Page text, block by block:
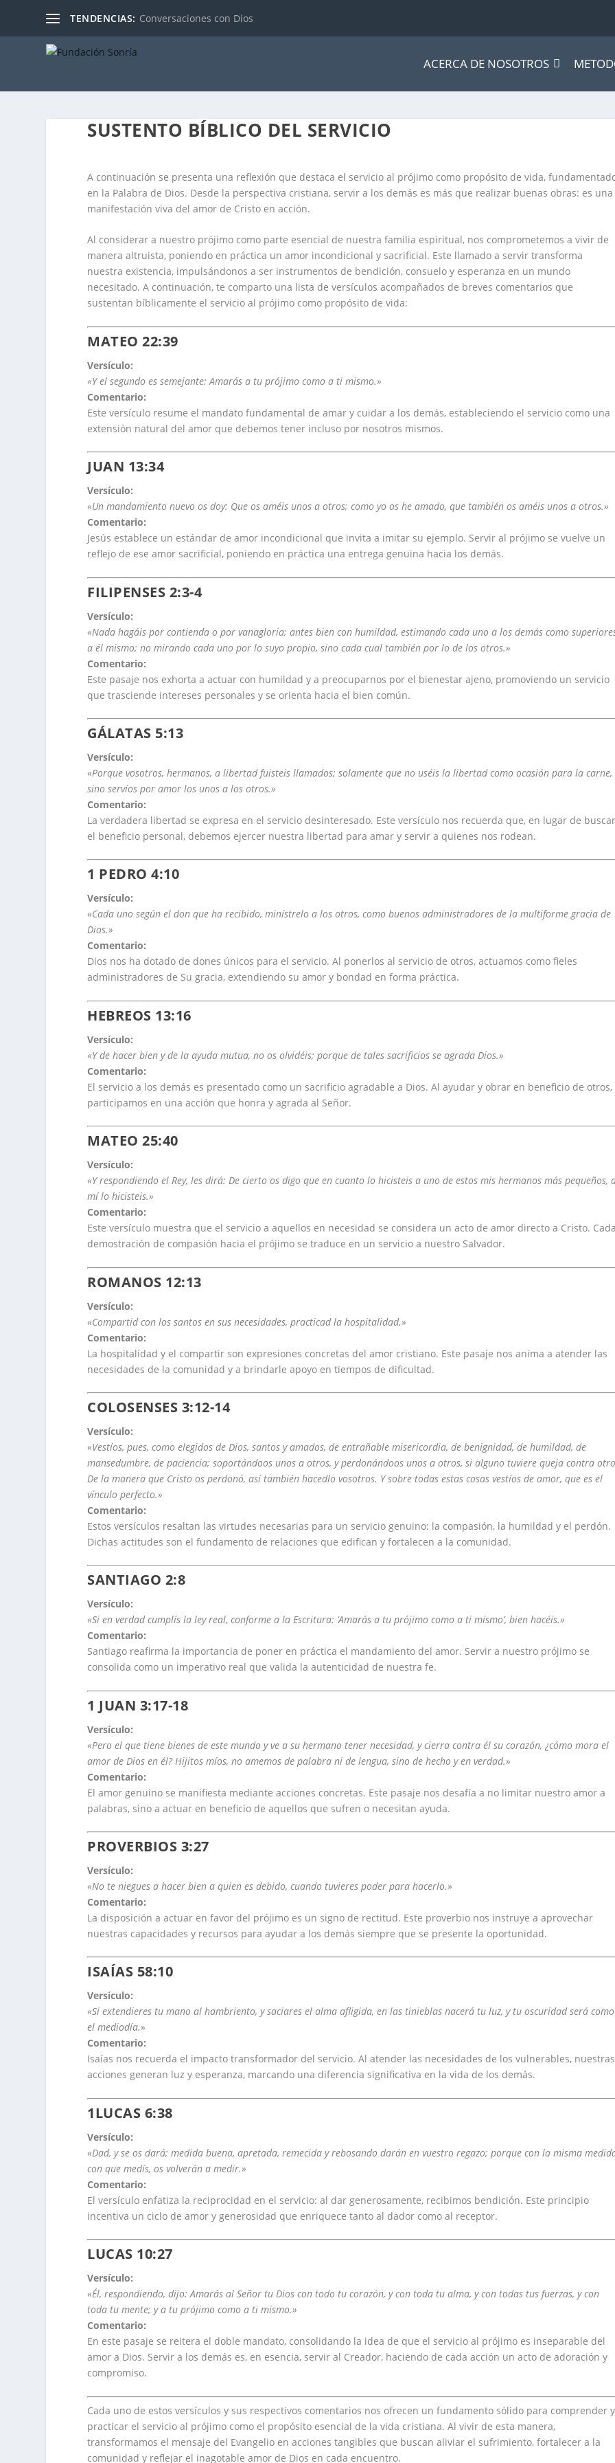
TENDENCIAS: Conversaciones con Dios
ACERCA DE NOSOTROS
SUSTENTO BÍBLICO DEL SERVICIO
A continuación se presenta una reflexión que destaca el servicio al prójimo como propósito de vida,
en la Palabra de Dios. Desde la perspectiva cristiana, servir a los demás es más que realizar buenas obras: es una
manifestación viva del amor de Cristo en acción.
Al considerar a nuestro prójimo como parte esencial de nuestra familia espiritual, nos comprometemos a vivir de
manera altruista, poniendo en práctica un amor incondicional y sacrificial. Este llamado a servir transforma
nuestra existencia, impulsándonos a ser instrumentos de bendición, consuelo y esperanza en un mundo
necesitado. A continuación, te comparto una lista de versículos acompañados de breves comentarios que
sustentan bíblicamente el servicio al prójimo como propósito de vida:
MATEO 22:39
Versículo:
«Y el segundo es semejante: Amarás a tu prójimo como a ti mismo.»
Comentario:
Este versículo resume el mandato fundamental de amar y cuidar a los demás, estableciendo el servicio como una
extensión natural del amor que debemos tener incluso por nosotros mismos.
JUAN 13:34
Versículo:
«Un mandamiento nuevo os doy: Que os améis unos a otros; como yo os he amado, que también os améis unos a otros.»
Comentario:
Jesús establece un estándar de amor incondicional que invita a imitar su ejemplo. Servir al prójimo se vuelve un
reflejo de ese amor sacrificial, poniendo en práctica una entrega genuina hacia los demás.
FILIPENSES 2:3-4
Versículo:
«Nada hagáis por contienda o por vanagloria; antes bien con humildad, estimando cada uno a los demás como
a él mismo; no mirando cada uno por lo suyo propio, sino cada cual también por lo de los otros.»
Comentario:
Este pasaje nos exhorta a actuar con humildad y a preocuparnos por el bienestar ajeno, promoviendo un servicio
que trasciende intereses personales y se orienta hacia el bien común.
GÁLATAS 5:13
Versículo:
«Porque vosotros, hermanos, a libertad fuisteis llamados; solamente que no uséis la libertad como ocasión para la carne,
sino servíos por amor los unos a los otros.»
Comentario:
La verdadera libertad se expresa en el servicio desinteresado. Este versículo nos recuerda que, en lugar de
el beneficio personal, debemos ejercer nuestra libertad para amar y servir a quienes nos rodean.
1 PEDRO 4:10
Versículo:
«Cada uno según el don que ha recibido, minístrelo a los otros, como buenos administradores de la multiforme gracia de
Dios.»
Comentario:
Dios nos ha dotado de dones únicos para el servicio. Al ponerlos al servicio de otros, actuamos como fieles
administradores de Su gracia, extendiendo su amor y bondad en forma práctica.
HEBREOS 13:16
Versículo:
«Y de hacer bien y de la ayuda mutua, no os olvidéis; porque de tales sacrificios se agrada Dios.»
Comentario:
El servicio a los demás es presentado como un sacrificio agradable a Dios. Al ayudar y obrar en beneficio de otros,
participamos en una acción que honra y agrada al Señor.
MATEO 25:40
Versículo:
«Y respondiendo el Rey, les dirá: De cierto os digo que en cuanto lo hicisteis a uno de estos mis hermanos más pequeños,
mí lo hicisteis.»
Comentario:
Este versículo muestra que el servicio a aquellos en necesidad se considera un acto de amor directo a Cristo.
demostración de compasión hacia el prójimo se traduce en un servicio a nuestro Salvador.
ROMANOS 12:13
Versículo:
«Compartid con los santos en sus necesidades, practicad la hospitalidad.»
Comentario:
La hospitalidad y el compartir son expresiones concretas del amor cristiano. Este pasaje nos anima a atender las
necesidades de la comunidad y a brindarle apoyo en tiempos de dificultad.
COLOSENSES 3:12-14
Versículo:
«Vestíos, pues, como elegidos de Dios, santos y amados, de entrañable misericordia, de benignidad, de humildad, de
mansedumbre, de paciencia; soportándoos unos a otros, y perdonándoos unos a otros, si alguno tuviere queja contra
De la manera que Cristo os perdonó, así también hacedlo vosotros. Y sobre todas estas cosas vestíos de amor, que es el
vínculo perfecto.»
Comentario:
Estos versículos resaltan las virtudes necesarias para un servicio genuino: la compasión, la humildad y el perdón.
Dichas actitudes son el fundamento de relaciones que edifican y fortalecen a la comunidad.
SANTIAGO 2:8
Versículo:
«Si en verdad cumplís la ley real, conforme a la Escritura: ‘Amarás a tu prójimo como a ti mismo’, bien hacéis.»
Comentario:
Santiago reafirma la importancia de poner en práctica el mandamiento del amor. Servir a nuestro prójimo se
consolida como un imperativo real que valida la autenticidad de nuestra fe.
1 JUAN 3:17-18
Versículo:
«Pero el que tiene bienes de este mundo y ve a su hermano tener necesidad, y cierra contra él su corazón, ¿cómo mora el
amor de Dios en él? Hijitos míos, no amemos de palabra ni de lengua, sino de hecho y en verdad.»
Comentario:
El amor genuino se manifiesta mediante acciones concretas. Este pasaje nos desafía a no limitar nuestro amor a
palabras, sino a actuar en beneficio de aquellos que sufren o necesitan ayuda.
PROVERBIOS 3:27
Versículo:
«No te niegues a hacer bien a quien es debido, cuando tuvieres poder para hacerlo.»
Comentario:
La disposición a actuar en favor del prójimo es un signo de rectitud. Este proverbio nos instruye a aprovechar
nuestras capacidades y recursos para ayudar a los demás siempre que se presente la oportunidad.
ISAÍAS 58:10
Versículo:
«Si extendieres tu mano al hambriento, y saciares el alma afligida, en las tinieblas nacerá tu luz, y tu oscuridad será como
el mediodía.»
Comentario:
Isaías nos recuerda el impacto transformador del servicio. Al atender las necesidades de los vulnerables, nuestras
acciones generan luz y esperanza, marcando una diferencia significativa en la vida de los demás.
1LUCAS 6:38
Versículo:
«Dad, y se os dará; medida buena, apretada, remecida y rebosando darán en vuestro regazo; porque con la misma
con que medís, os volverán a medir.»
Comentario:
El versículo enfatiza la reciprocidad en el servicio: al dar generosamente, recibimos bendición. Este principio
incentiva un ciclo de amor y generosidad que enriquece tanto al dador como al receptor.
LUCAS 10:27
Versículo:
«Él, respondiendo, dijo: Amarás al Señor tu Dios con todo tu corazón, y con toda tu alma, y con todas tus fuerzas, y con
toda tu mente; y a tu prójimo como a ti mismo.»
Comentario:
En este pasaje se reitera el doble mandato, consolidando la idea de que el servicio al prójimo es inseparable del
amor a Dios. Servir a los demás es, en esencia, servir al Creador, haciendo de cada acción un acto de adoración y
compromiso.
Cada uno de estos versículos y sus respectivos comentarios nos ofrecen un fundamento sólido para comprender y
practicar el servicio al prójimo como el propósito esencial de la vida cristiana. Al vivir de esta manera,
transformamos el mensaje del Evangelio en acciones tangibles que buscan aliviar el sufrimiento, fortalecer a la
comunidad y reflejar el inagotable amor de Dios en cada encuentro.